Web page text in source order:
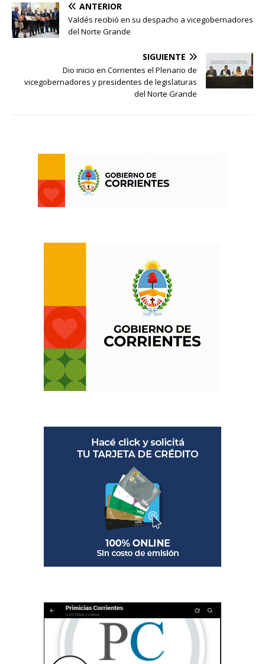
ANTERIOR
Valdés recibió en su despacho a vicegobernadores
del Norte Grande
SIGUIENTE
Dio inicio en Corrientes el Plenario de
vicegobernadores y presidentes de legislaturas
del Norte Grande